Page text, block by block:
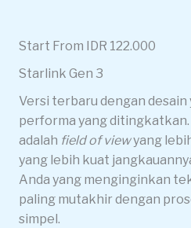
Start From IDR 122.000
Starlink Gen 3
Versi terbaru dengan
performa yang ditingkatkan.
adalah field of viewyang
yang lebih kuat
Anda yang menginginkan
paling mutakhir dengan
simpel.